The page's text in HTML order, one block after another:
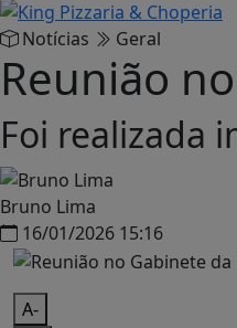
Notícias Geral
Reunião
Foi realizada
Bruno Lima
16/01/2026 15:16
A-